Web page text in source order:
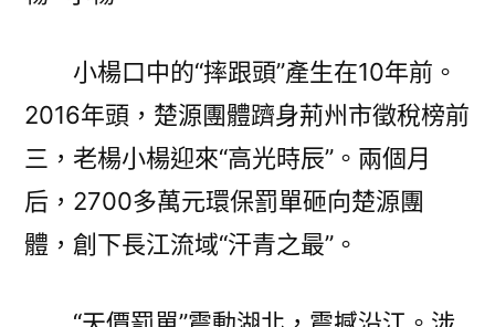
小楊口中的“摔跟頭”產生在10年前。
2016年頭，楚源團體躋身荊州市徵稅榜前
三，老楊小楊迎來“高光時辰”。兩個月
后，2700多萬元環保罰單砸向楚源團
體，創下長江流域“汗青之最”。